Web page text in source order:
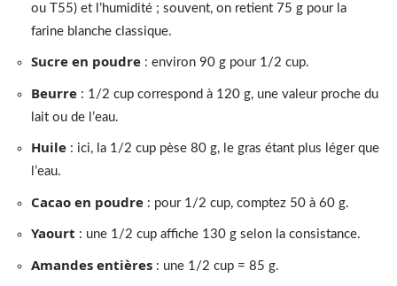
ou T55) et l’humidité ; souvent, on retient 75 g pour la
farine blanche classique.
Sucre en poudre : environ 90 g pour 1/2 cup.
Beurre : 1/2 cup correspond à 120 g, une valeur proche du
lait ou de l’eau.
Huile : ici, la 1/2 cup pèse 80 g, le gras étant plus léger que
l’eau.
Cacao en poudre : pour 1/2 cup, comptez 50 à 60 g.
Yaourt : une 1/2 cup affiche 130 g selon la consistance.
Amandes entières : une 1/2 cup = 85 g.